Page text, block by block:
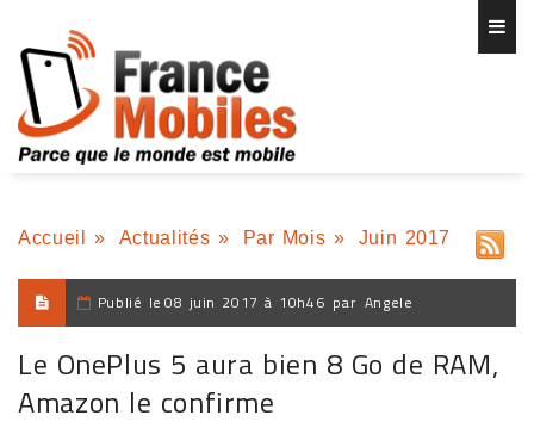
Accueil » Actualités » Par Mois » Juin 2017
Publié le 08 juin 2017 à 10h46 par Angele
Le OnePlus 5 aura bien 8 Go de RAM,
Amazon le confirme